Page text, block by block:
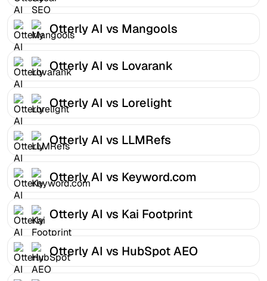
Otterly AI vs Mangools
Otterly AI vs Lovarank
Otterly AI vs Lorelight
Otterly AI vs LLMRefs
Otterly AI vs Keyword.com
Otterly AI vs Kai Footprint
Otterly AI vs HubSpot AEO